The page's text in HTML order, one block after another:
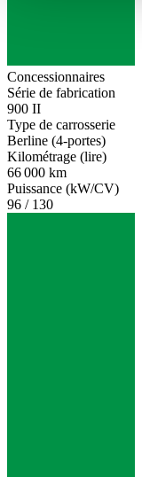
Concessionnaires
Série de fabrication
900 II
Type de carrosserie
Berline (4-portes)
Kilométrage (lire)
66 000 km
Puissance (kW/CV)
96 / 130